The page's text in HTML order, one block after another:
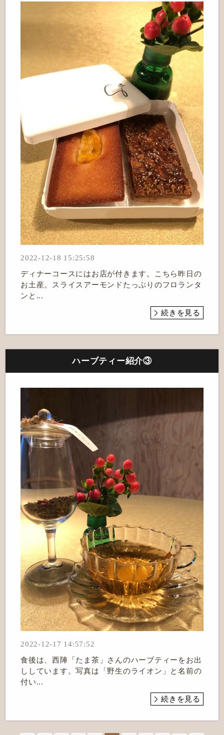
2022-12-18 15:25:58
ディナーコースにはお店が付きます。こちら昨日の
お土産。スライスアーモンドたっぷりのフロランタ
ンと...
続きを見る
ハーブティー紹介③
2022-12-17 14:57:52
食後は、西陣「たま茶」さんのハーブティーをお出
ししています。写真は「野生のライオン」と名前の
付い...
続きを見る